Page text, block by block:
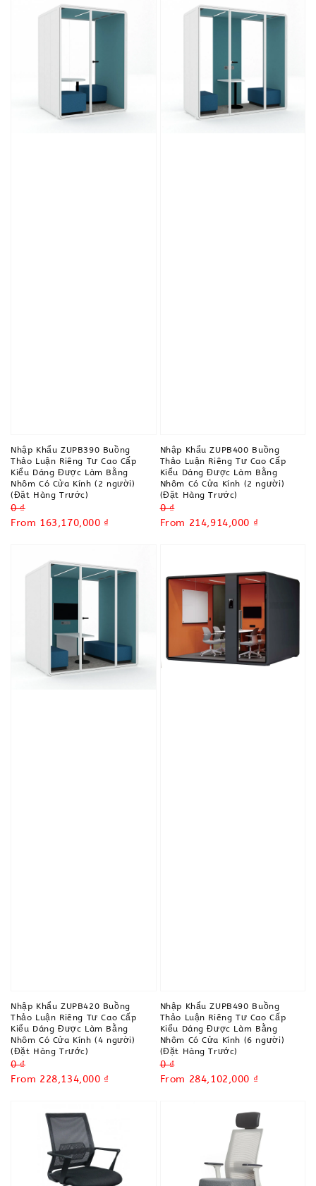
Nhập Khẩu ZUPB390 Buồng
Thảo Luận Riêng Tư Cao Cấp
Kiểu Dáng Được Làm Bằng
Nhôm Có Cửa Kính (2 người)
(Đặt Hàng Trước)
Regular
price
0 ₫
Sale
From 163,170,000 ₫
Nhập Khẩu ZUPB400 Buồng
Thảo Luận Riêng Tư Cao Cấp
Kiểu Dáng Được Làm Bằng
Nhôm Có Cửa Kính (2 người)
(Đặt Hàng Trước)
Regular
price
0 ₫
Sale
From 214,914,000 ₫
Nhập Khẩu ZUPB420 Buồng
Thảo Luận Riêng Tư Cao Cấp
Kiểu Dáng Được Làm Bằng
Nhôm Có Cửa Kính (4 người)
(Đặt Hàng Trước)
Regular
price
0 ₫
Sale
From 228,134,000 ₫
Nhập Khẩu ZUPB490 Buồng
Thảo Luận Riêng Tư Cao Cấp
Kiểu Dáng Được Làm Bằng
Nhôm Có Cửa Kính (6 người)
(Đặt Hàng Trước)
Regular
price
0 ₫
Sale
From 284,102,000 ₫